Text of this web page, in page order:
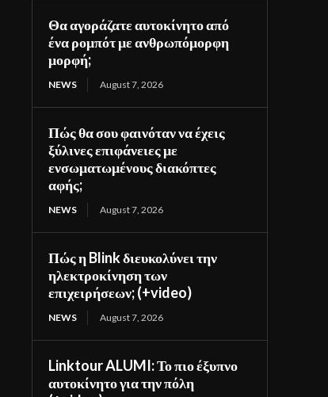
Θα αγοράζατε αυτοκίνητο από
ένα ρομπότ με ανθρωπόμορφη
μορφή;
NEWS August 7, 2026
Πώς θα σου φαινόταν να έχεις
ξύλινες επιφάνειες με
ενσωματωμένους διακόπτες
αφής;
NEWS August 7, 2026
Πώς η Blink διευκολύνει την
ηλεκτροκίνηση των
επιχειρήσεων; (+video)
NEWS August 7, 2026
Linktour ALUMI: Το πιο έξυπνο
αυτοκίνητο για την πόλη